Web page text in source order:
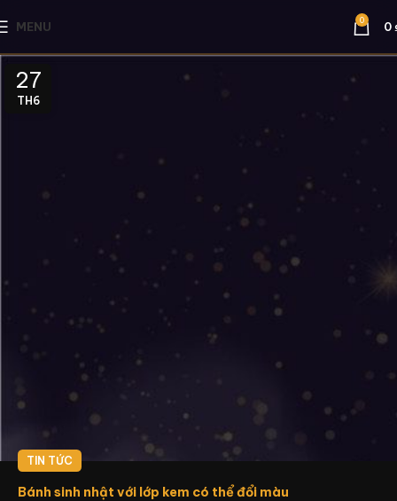
MENU 0 0
27
TH6
TIN TỨC
Bánh sinh nhật với lớp kem có thể đổi màu